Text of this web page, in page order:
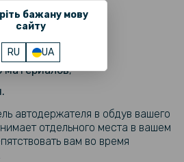
бажану мову
сайту
RU UA
материалов;
автодержателя в обдув вашего
отдельного места в вашем
вам во время